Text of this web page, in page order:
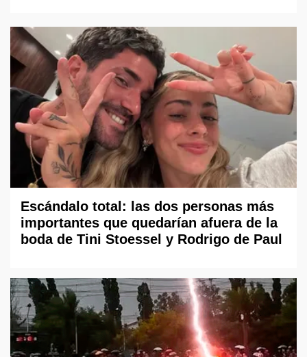
Escándalo total: las dos personas más
importantes que quedarían afuera de la
boda de Tini Stoessel y Rodrigo de Paul